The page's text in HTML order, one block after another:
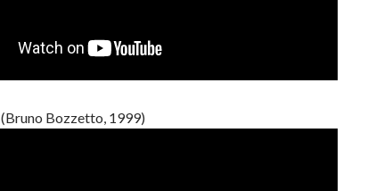
(Bruno Bozzetto, 1999)